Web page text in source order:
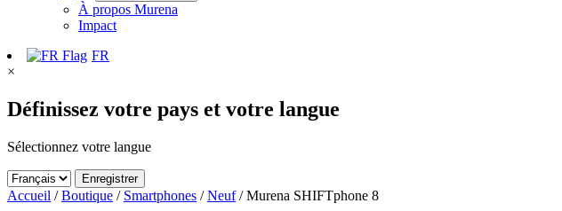
À propos Murena
Impact
FR
×
Définissez votre pays et votre langue
Sélectionnez votre langue
Enregistrer
Accueil /Boutique / Smartphones /Neuf/ Murena SHIFTphone 8